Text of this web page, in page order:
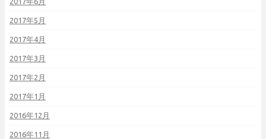
2017年5月
2017年4月
2017年3月
2017年2月
2017年1月
2016年12月
2016年11月